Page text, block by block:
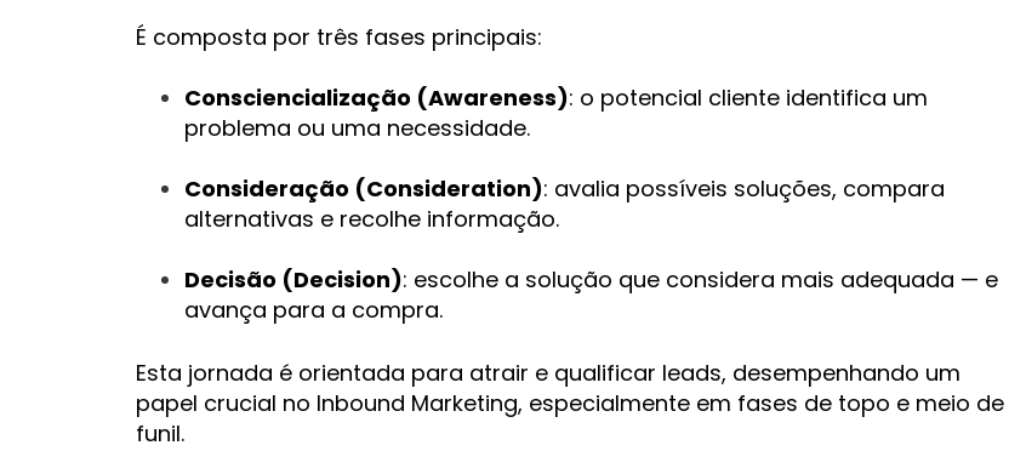
É composta por três fases principais:
Consciencialização (Awareness): o potencial cliente identifica um
problema ou uma necessidade.
Consideração (Consideration): avalia possíveis soluções, compara
alternativas e recolhe informação.
Decisão (Decision): escolhe a solução que considera mais adequada — e
avança para a compra.
Esta jornada é orientada para atrair e qualificar leads, desempenhando um
papel crucial no Inbound Marketing, especialmente em fases de topo e meio de
funil.